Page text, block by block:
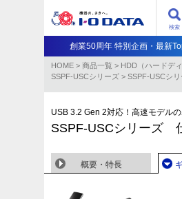
検索
創業50周年 特別企画・最新
HOME > 商品一覧 > HDD（ハードデ
SSPF-USCシリーズ > SSPF-USCシ
USB 3.2 Gen 2対応！高速モデル
SSPF-USCシリーズ
概要・特長